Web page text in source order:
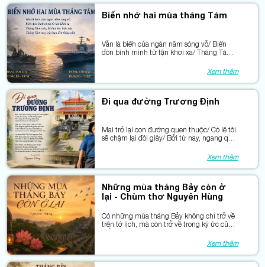
Biển nhớ hai mùa tháng Tám
Vẫn là biển của ngàn năm sóng vỗ/ Biển
đón bình minh từ tận khơi xa/ Tháng Tám
Xem thêm
Đi qua đường Trương Định
Mai trở lại con đường quen thuộc/ Có lẽ tôi
sẽ chậm lại đôi giây/ Bởi từ nay, ngang qua
Xem thêm
Những mùa tháng Bảy còn ở
lại - Chùm thơ Nguyên Hùng
Có những mùa tháng Bảy không chỉ trở về
trên tờ lịch, mà còn trở về trong ký ức của
Xem thêm